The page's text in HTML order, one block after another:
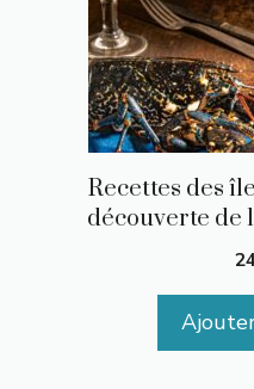
Recettes des
découverte de